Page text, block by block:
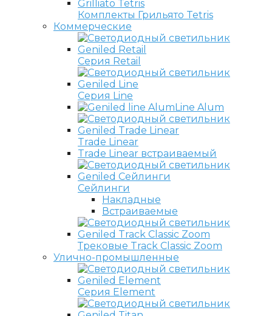
Комплекты Грильято Tetris
Коммерческие
Серия Retail
Серия Line
Line Alum
Trade Linear
Trade Linear встраиваемый
Сейлинги
Накладные
Встраиваемые
Трековые Track Classic Zoom
Улично-промышленные
Серия Element